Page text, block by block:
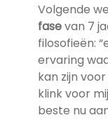
Volgende
fasevan 7
filosofieën:
ervaring
kan zijn
klink voor
beste nu